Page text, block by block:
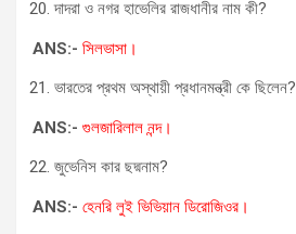
দাদরা ও নগর হাভেলির রাজধানীর নাম কী?
ANS:- সিলভাসা।
ভারতের প্রথম অস্থায়ী প্রধানমন্ত্রী কে ছিলেন?
ANS:- গুলজারিলাল নন্দ।
জুভেনিস কার ছদ্মনাম?
ANS:- হেনরি লুই ভিভিয়ান ডিরোজিওর।